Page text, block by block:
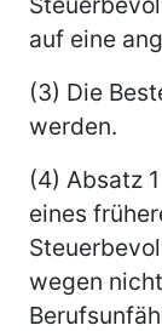
auf eine
(3) Die
werden.
(4) Absatz
eines
wegen